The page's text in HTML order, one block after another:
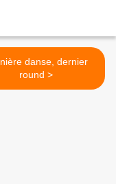
danse, dernier
round >